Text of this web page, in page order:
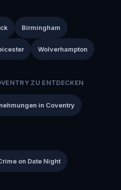
Birmingham
Wolverhampton
ZU ENTDECKEN
in Coventry
on Date Night